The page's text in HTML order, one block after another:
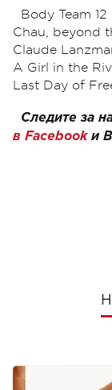
Body Team 12
Chau, beyond
Claude
A Girl in the
Last Day of
Следите за
в Facebookи